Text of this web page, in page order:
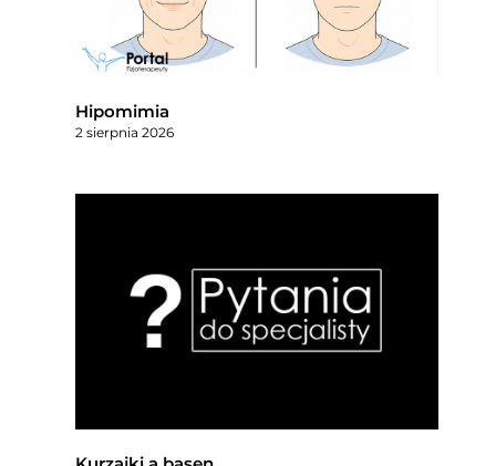
Hipomimia
2 sierpnia 2026